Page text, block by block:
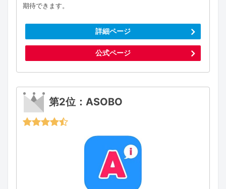
期待できます。
詳細ページ
公式ページ
第2位：ASOBO